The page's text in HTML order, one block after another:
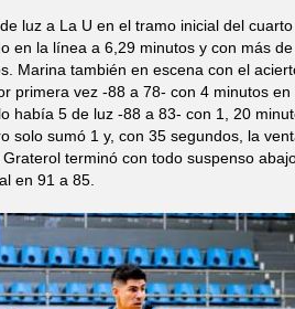
luz a La U en el tramo inicial del
en la línea a 6,29 minutos y con más
Marina también en escena con el
primera vez -88 a 78- con 4 minutos
había 5 de luz -88 a 83- con 1, 20
solo sumó 1 y, con 35 segundos, la
terminó con todo suspenso
en 91 a 85.